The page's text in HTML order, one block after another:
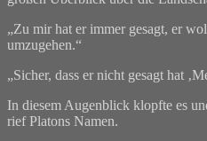
„Zu mir hat er immer gesagt, er
umzugehen.“
„Sicher, dass er nicht gesagt hat
In diesem Augenblick klopfte es
rief Platons Namen.